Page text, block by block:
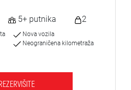
5+ putnika 2
Nova vozila
Neograničena kilometraža